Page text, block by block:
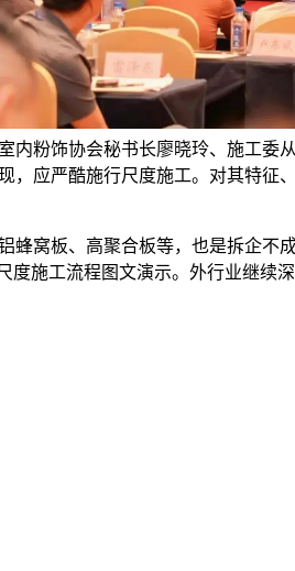
粉饰协会秘书长廖晓玲、施工委
应严酷施行尺度施工。对其特征
板、高聚合板等，也是拆企不
施工流程图文演示。外行业继续